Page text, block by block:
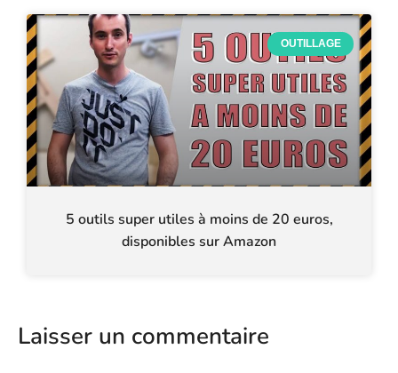
OUTILLAGE
5 outils super utiles à moins de 20 euros,
disponibles sur Amazon
Laisser un commentaire